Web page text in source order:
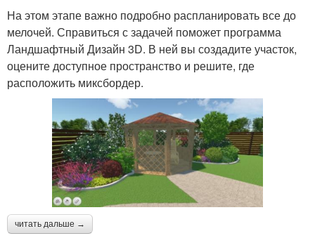
На этом этапе важно подробно распланировать все до
мелочей. Справиться с задачей поможет программа
Ландшафтный Дизайн 3D. В ней вы создадите участок,
оцените доступное пространство и решите, где
расположить миксбордер.
читать дальше →